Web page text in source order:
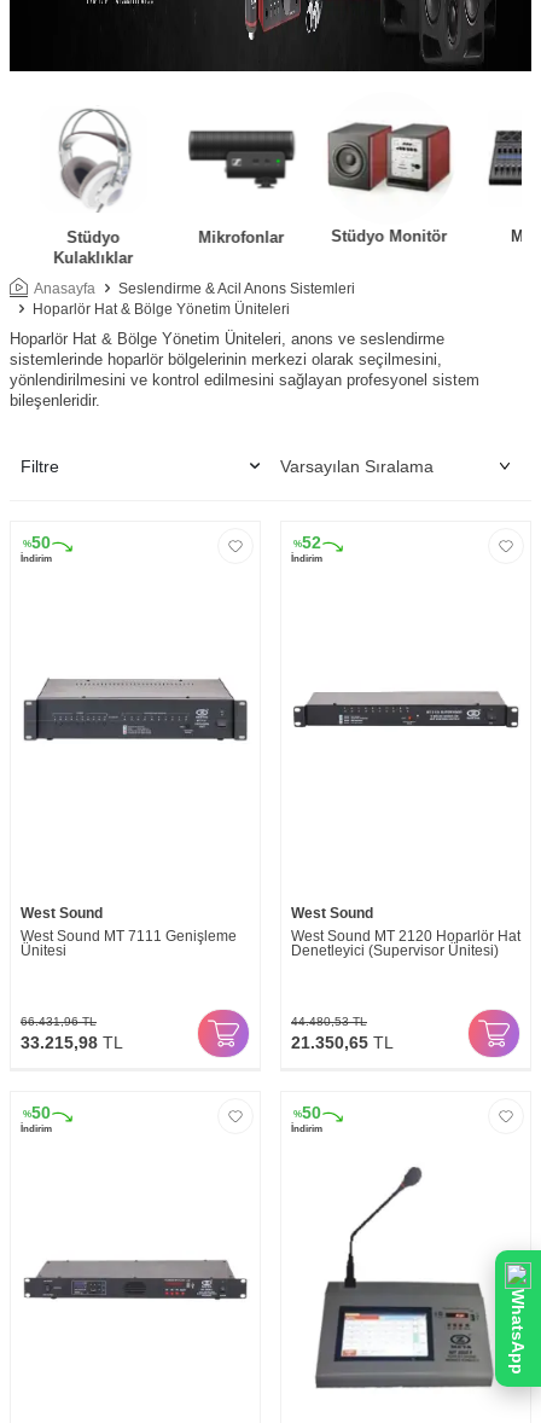
Stüdyo
Kulaklıklar
Mikrofonlar Stüdyo Monitör
Anasayfa
Seslendirme & Acil Anons Sistemleri
Hoparlör Hat & Bölge Yönetim Üniteleri
Hoparlör Hat & Bölge Yönetim Üniteleri, anons ve seslendirme
sistemlerinde hoparlör bölgelerinin merkezi olarak seçilmesini,
yönlendirilmesini ve kontrol edilmesini sağlayan profesyonel sistem
bileşenleridir.
Filtre
%50
İndirim
West Sound
West Sound MT 7111 Genişleme
Ünitesi
66.431,96TL
33.215,98 TL
%52
İndirim
West Sound
West Sound MT 2120 Hoparlör Hat
Denetleyici (Supervisor Ünitesi)
44.480,53TL
21.350,65 TL
%50
İndirim
%50
İndirim
WhatsApp